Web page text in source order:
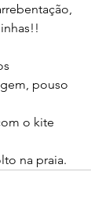
pouso
o kite
na praia.